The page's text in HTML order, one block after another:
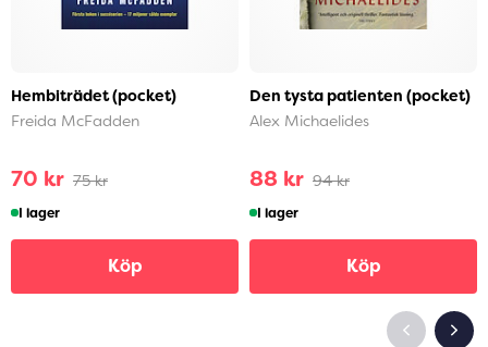
Hembiträdet (pocket)
Freida McFadden
70 kr 75 kr
I lager
Köp
Den tysta patienten (pocket)
Alex Michaelides
88 kr 94 kr
I lager
Köp